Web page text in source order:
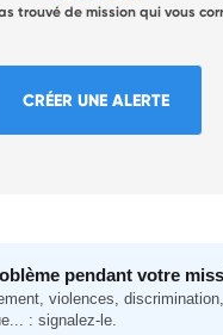
trouvé de mission qui vous
CRÉER UNE ALERTE
pendant votre
violences,
: signalez-le.